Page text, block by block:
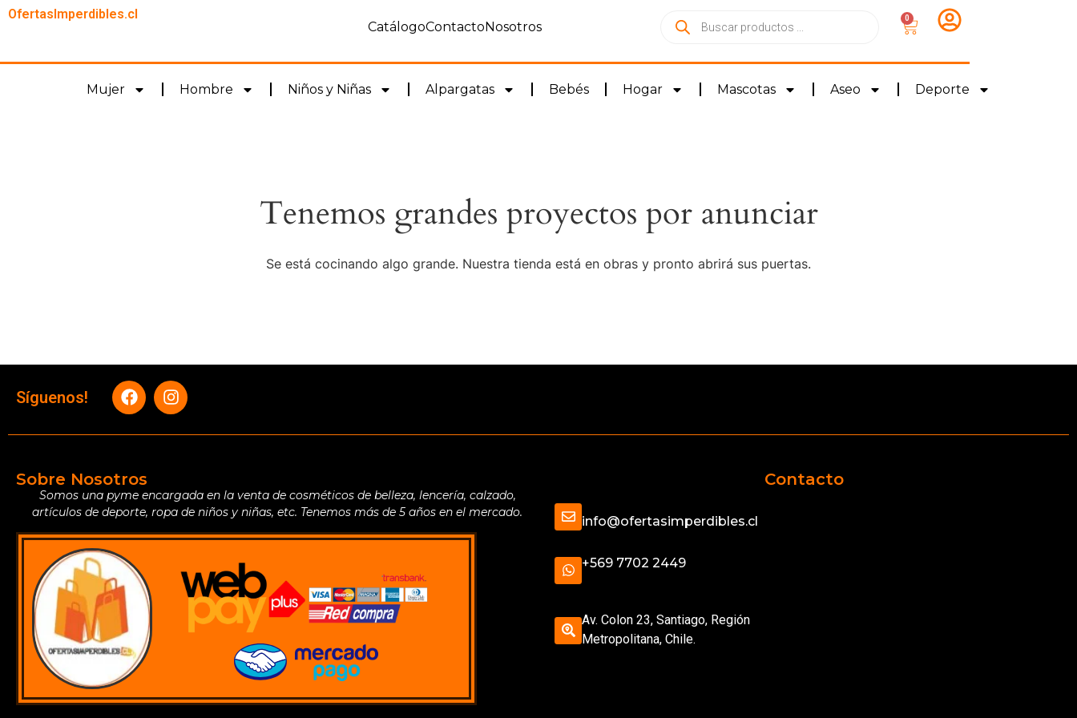
OfertasImperdibles.cl
CatálogoContactoNosotros
0
Mujer Hombre Niños y Niñas Alpargatas Bebés Hogar Mascotas Aseo Deporte
Tenemos grandes proyectos por anunciar
Se está cocinando algo grande. Nuestra tienda está en obras y pronto abrirá sus puertas.
Síguenos!
Sobre Nosotros
Somos una pyme encargada en la venta de cosméticos de belleza, lencería, calzado,
artículos de deporte, ropa de niños y niñas, etc. Tenemos más de 5 años en el mercado.
Contacto
info@ofertasimperdibles.cl
+569 7702 2449
Av. Colon 23, Santiago, Región
Metropolitana, Chile.